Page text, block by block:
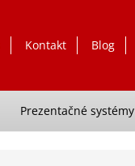
Kontakt Blog
Prezentačné systémy